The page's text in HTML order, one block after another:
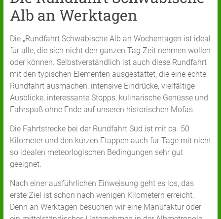
Alb an Werktagen
Die „Rundfahrt Schwäbische Alb an Wochentagen ist ideal
für alle, die sich nicht den ganzen Tag Zeit nehmen wollen
oder können. Selbstverständlich ist auch diese Rundfahrt
mit den typischen Elementen ausgestattet, die eine echte
Rundfahrt ausmachen: intensive Eindrücke, vielfältige
Ausblicke, interessante Stopps, kulinarische Genüsse und
Fahrspaß ohne Ende auf unseren historischen Mofas.
Die Fahrtstrecke bei der Rundfahrt Süd ist mit ca. 50
Kilometer und den kurzen Etappen auch für Tage mit nicht
so idealen meteorlogischen Bedingungen sehr gut
geeignet.
Nach einer ausführlichen Einweisung geht es los, das
erste Ziel ist schon nach wenigen Kilometern erreicht.
Denn an Werktagen besuchen wir eine Manufaktur oder